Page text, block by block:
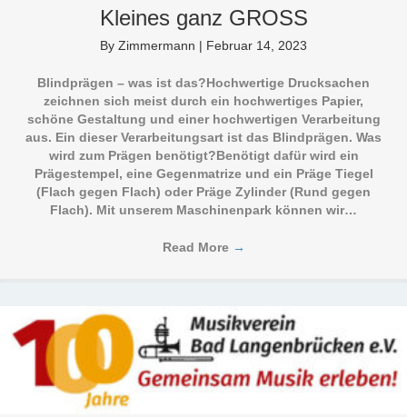
Kleines ganz GROSS
By Zimmermann | Februar 14, 2023
Blindprägen – was ist das?Hochwertige Drucksachen
zeichnen sich meist durch ein hochwertiges Papier,
schöne Gestaltung und einer hochwertigen Verarbeitung
aus. Ein dieser Verarbeitungsart ist das Blindprägen. Was
wird zum Prägen benötigt?Benötigt dafür wird ein
Prägestempel, eine Gegenmatrize und ein Präge Tiegel
(Flach gegen Flach) oder Präge Zylinder (Rund gegen
Flach). Mit unserem Maschinenpark können wir…
Read More →